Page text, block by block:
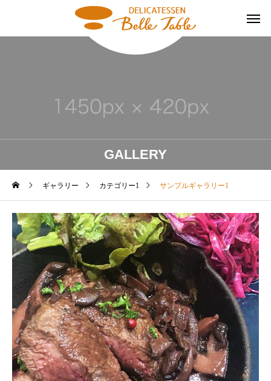
GALLERY
ギャラリー カテゴリー1 サンプルギャラリー1